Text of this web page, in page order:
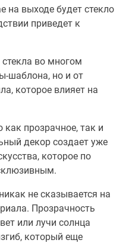
на выходе будет стекло
приведет к
стекла во многом
шаблона, но и от
которое влияет на
прозрачное, так и
декор создает уже
которое по
не сказывается на
Прозрачность
или лучи солнца
который еще